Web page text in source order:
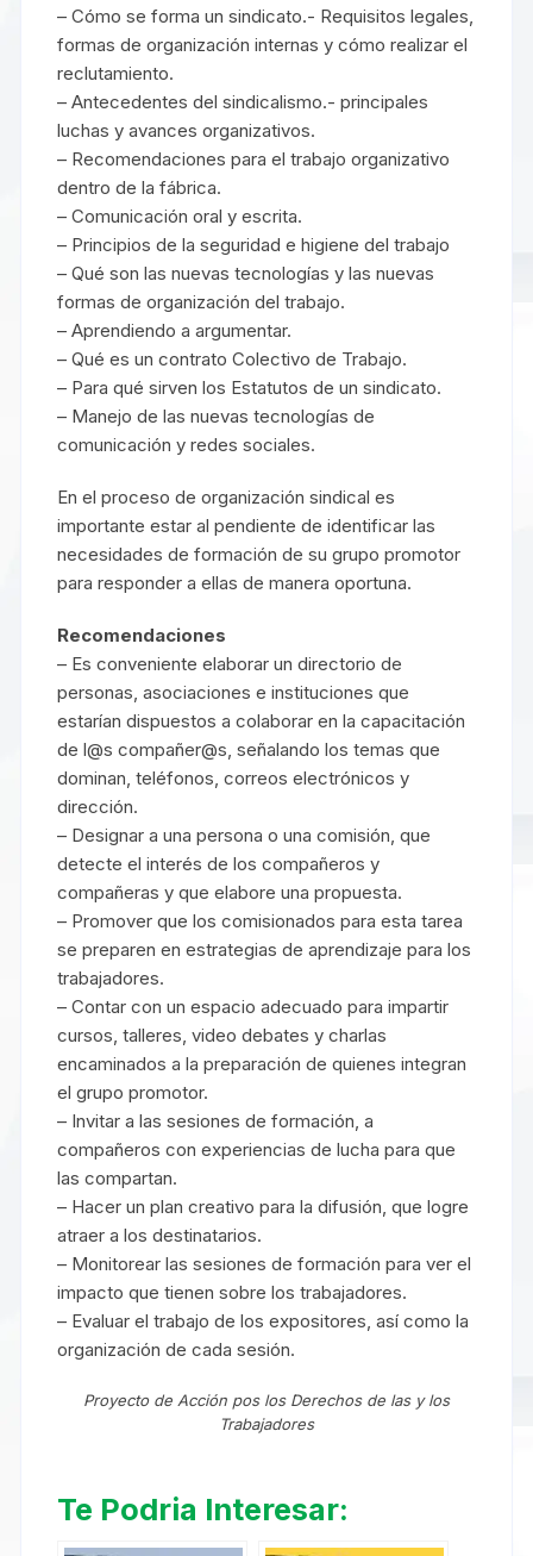
– Cómo se forma un sindicato.- Requisitos legales,
formas de organización internas y cómo realizar el
reclutamiento.
– Antecedentes del sindicalismo.- principales
luchas y avances organizativos.
– Recomendaciones para el trabajo organizativo
dentro de la fábrica.
– Comunicación oral y escrita.
– Principios de la seguridad e higiene del trabajo
– Qué son las nuevas tecnologías y las nuevas
formas de organización del trabajo.
– Aprendiendo a argumentar.
– Qué es un contrato Colectivo de Trabajo.
– Para qué sirven los Estatutos de un sindicato.
– Manejo de las nuevas tecnologías de
comunicación y redes sociales.
En el proceso de organización sindical es
importante estar al pendiente de identificar las
necesidades de formación de su grupo promotor
para responder a ellas de manera oportuna.
Recomendaciones
– Es conveniente elaborar un directorio de
personas, asociaciones e instituciones que
estarían dispuestos a colaborar en la capacitación
de l@s compañer@s, señalando los temas que
dominan, teléfonos, correos electrónicos y
dirección.
– Designar a una persona o una comisión, que
detecte el interés de los compañeros y
compañeras y que elabore una propuesta.
– Promover que los comisionados para esta tarea
se preparen en estrategias de aprendizaje para los
trabajadores.
– Contar con un espacio adecuado para impartir
cursos, talleres, video debates y charlas
encaminados a la preparación de quienes integran
el grupo promotor.
– Invitar a las sesiones de formación, a
compañeros con experiencias de lucha para que
las compartan.
– Hacer un plan creativo para la difusión, que logre
atraer a los destinatarios.
– Monitorear las sesiones de formación para ver el
impacto que tienen sobre los trabajadores.
– Evaluar el trabajo de los expositores, así como la
organización de cada sesión.
Proyecto de Acción pos los Derechos de las y los
Trabajadores
Te Podria Interesar: